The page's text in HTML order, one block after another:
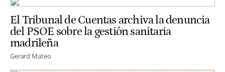
El Tribunal de Cuentas archiva la denuncia
del PSOE sobre la gestión sanitaria
madrileña
Gerard Mateo